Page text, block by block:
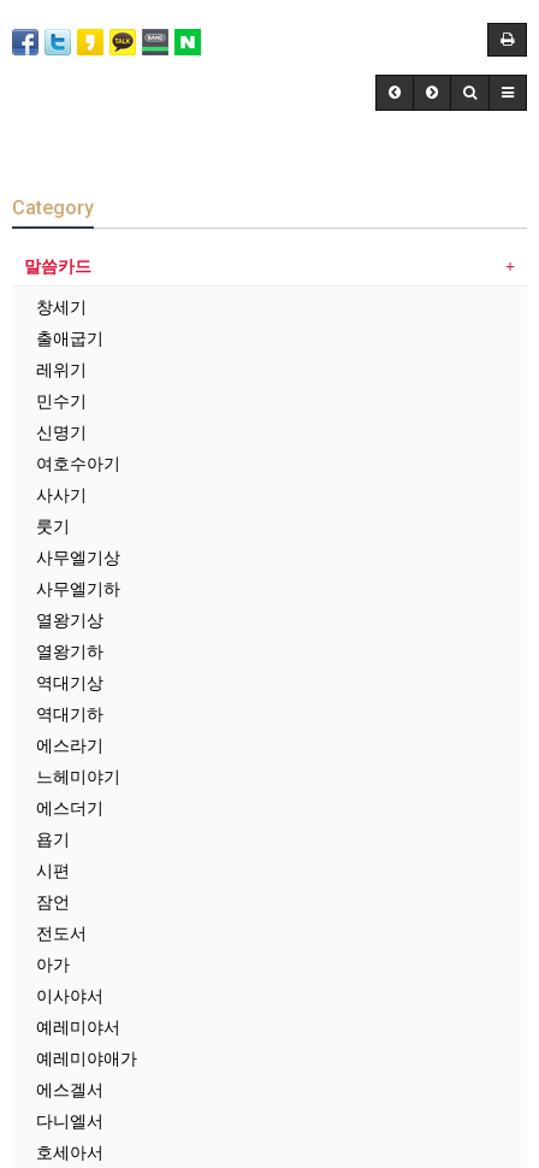
Category
말씀카드
창세기
출애굽기
레위기
민수기
신명기
여호수아기
사사기
룻기
사무엘기상
사무엘기하
열왕기상
열왕기하
역대기상
역대기하
에스라기
느헤미야기
에스더기
욥기
시편
잠언
전도서
아가
이사야서
예레미야서
예레미야애가
에스겔서
다니엘서
호세아서